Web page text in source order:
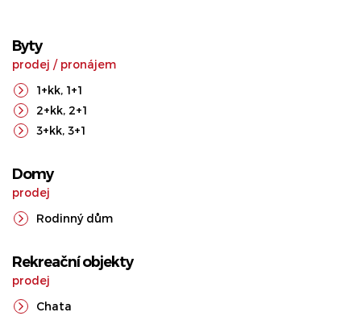
Byty
prodej / pronájem
1+kk, 1+1
2+kk, 2+1
3+kk, 3+1
Domy
prodej
Rodinný dům
Rekreační objekty
prodej
Chata